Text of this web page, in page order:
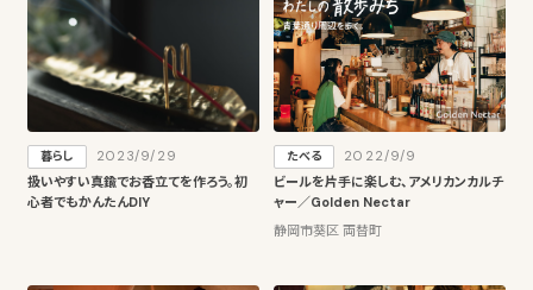
暮らし
2023/9/29
扱いやすい真鍮でお香立てを作ろう。初
心者でもかんたんDIY
たべる
2022/9/9
ビールを片手に楽しむ、アメリカンカルチ
ャー／Golden Nectar
静岡市葵区 両替町